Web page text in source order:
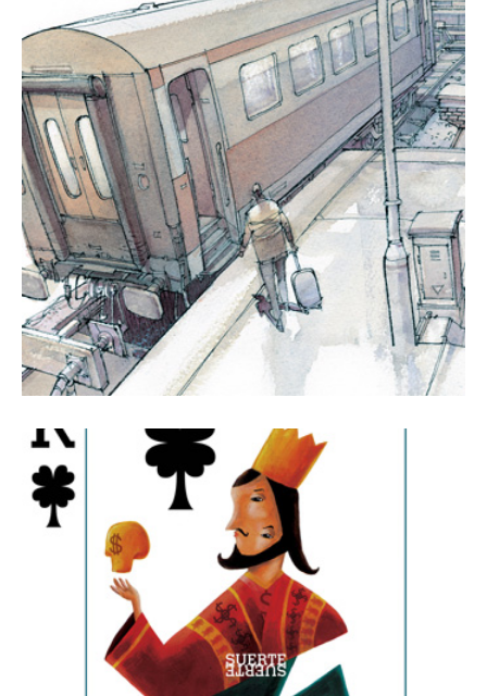
1 marzo, 2016
Revista Número 20
1 octubre, 2015
Revista Número 19